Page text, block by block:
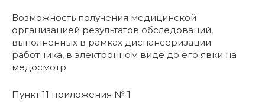
Возможность получения медицинской
организацией результатов обследований,
выполненных в рамках диспансеризации
работника, в электронном виде до его явки на
медосмотр
Пункт 11 приложения № 1